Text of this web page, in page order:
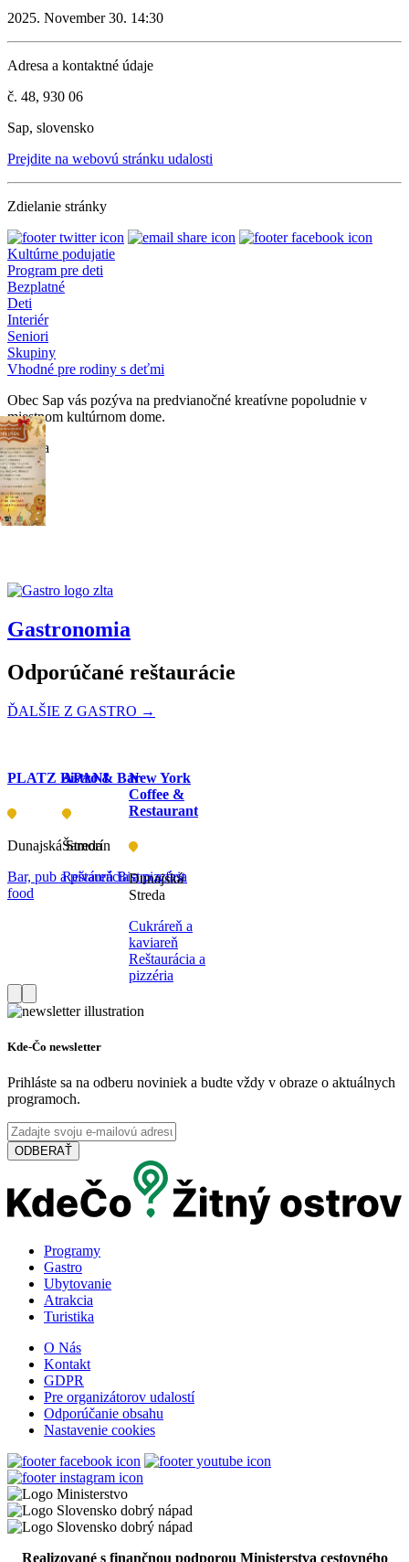
2025. November 30. 14:30
Adresa a kontaktné údaje
č. 48, 930 06
Sap, slovensko
Prejdite na webovú stránku udalosti
Zdielanie stránky
Kultúrne podujatie
Program pre deti
Bezplatné
Deti
Interiér
Seniori
Skupiny
Vhodné pre rodiny s deťmi
Obec Sap vás pozýva na predvianočné kreatívne popoludnie v
miestnom kultúrnom dome.
Galéria
Gastronomia
Odporúčané reštaurácie
ĎALŠIE Z GASTRO →
PLATZ Bistro & Bar
Dunajská Streda
Bar, pub a piváreňBistro a fast
food
APANI
Šamorín
Reštaurácia a pizzéria
New York
Coffee &
Restaurant
Dunajská
Streda
Cukráreň a
kaviareň
Reštaurácia a
pizzéria
Kde-Čo newsletter
Prihláste sa na odberu noviniek a budte vždy v obraze o aktuálnych
programoch.
ODBERAŤ
Programy
Gastro
Ubytovanie
Atrakcia
Turistika
O Nás
Kontakt
GDPR
Pre organizátorov udalostí
Odporúčanie obsahu
Nastavenie cookies
Realizované s finančnou podporou Ministerstva cestovného